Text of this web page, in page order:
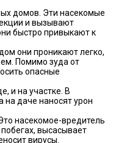
домов. Эти насекомые
и вызывают
быстро привыкают к
они проникают легко,
Помимо зуда от
опасные
и на участке. В
на даче наносят урон
насекомое-вредитель
высасывает
вирусы.